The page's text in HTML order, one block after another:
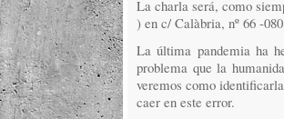
La charla será, como
) en c/ Calàbria, nº 66 -
La última pandemia ha
problema que la
veremos como
caer en este error.